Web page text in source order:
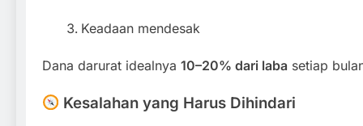
Keadaan mendesak
Dana darurat idealnya 10–20% dari laba setiap
Kesalahan yang Harus Dihindari